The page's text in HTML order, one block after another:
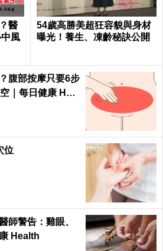
醫
風
54歲高勝美超狂容貌與身材
曝光！養生、凍齡秘訣公開
腹部按摩只要6步
｜每日健康 Heal
位
師警告：雞眼、
Health